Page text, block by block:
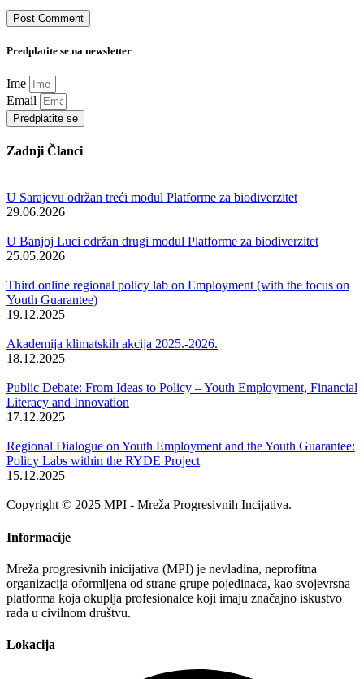
Predplatite se na newsletter
Ime
Email
Predplatite se
Zadnji Članci
U Sarajevu održan treći modul Platforme za biodiverzitet
29.06.2026
U Banjoj Luci održan drugi modul Platforme za biodiverzitet
25.05.2026
Third online regional policy lab on Employment (with the focus on
Youth Guarantee)
19.12.2025
Akademija klimatskih akcija 2025.-2026.
18.12.2025
Public Debate: From Ideas to Policy – Youth Employment, Financial
Literacy and Innovation
17.12.2025
Regional Dialogue on Youth Employment and the Youth Guarantee:
Policy Labs within the RYDE Project
15.12.2025
Copyright © 2025 MPI - Mreža Progresivnih Incijativa.
Informacije
Mreža progresivnih inicijativa (MPI) je nevladina, neprofitna
organizacija oformljena od strane grupe pojedinaca, kao svojevrsna
platforma koja okuplja profesionalce koji imaju značajno iskustvo
rada u civilnom društvu.
Lokacija